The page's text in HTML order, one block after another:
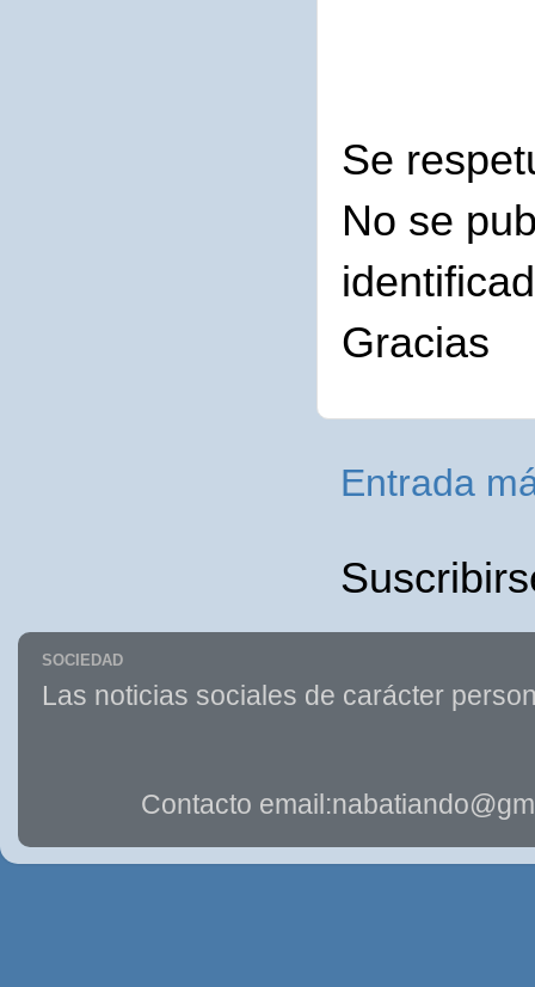
Se
No se
Gracias
Entrada
SOCIEDAD
Las noticias sociales de carácter
Contacto